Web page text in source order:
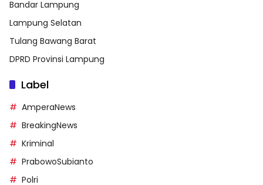
Bandar Lampung
Lampung Selatan
Tulang Bawang Barat
DPRD Provinsi Lampung
Label
AmperaNews
BreakingNews
Kriminal
PrabowoSubianto
Polri